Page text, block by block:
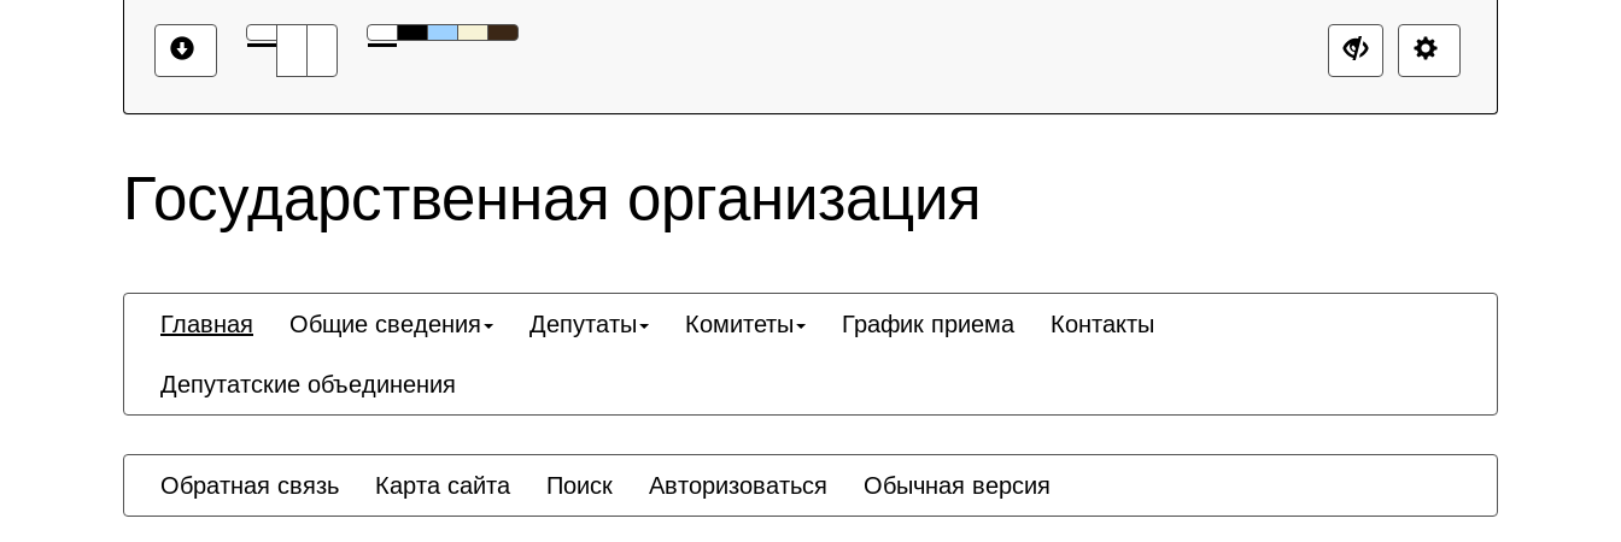
Государственная организация
Главная Общие сведения Депутаты Комитеты График приема Контакты
Депутатские объединения
Обратная связь Карта сайта Поиск Авторизоваться Обычная версия